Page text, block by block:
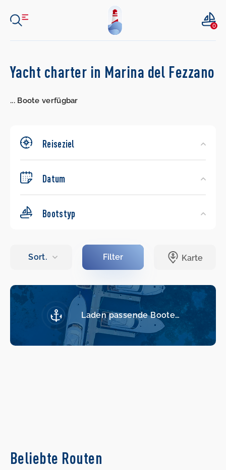
0
Search
Yacht charter in Marina del Fezzano
...Boote verfügbar
Reiseziel
Datum
Bootstyp
Laden passende Boote…
Beliebte Routen